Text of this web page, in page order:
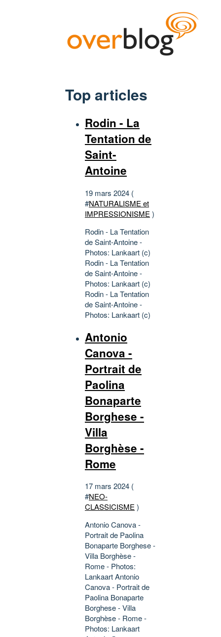
Top articles
Rodin - La
Tentation de
Saint-
Antoine
19 mars 2024 (
#NATURALISME et
IMPRESSIONISME )
Rodin - La Tentation
de Saint-Antoine -
Photos: Lankaart (c)
Rodin - La Tentation
de Saint-Antoine -
Photos: Lankaart (c)
Rodin - La Tentation
de Saint-Antoine -
Photos: Lankaart (c)
Antonio
Canova -
Portrait de
Paolina
Bonaparte
Borghese -
Villa
Borghèse -
Rome
17 mars 2024 (
#NEO-
CLASSICISME)
Antonio Canova -
Portrait de Paolina
Bonaparte Borghese -
Villa Borghèse -
Rome - Photos:
Lankaart Antonio
Canova - Portrait de
Paolina Bonaparte
Borghese - Villa
Borghèse - Rome -
Photos: Lankaart